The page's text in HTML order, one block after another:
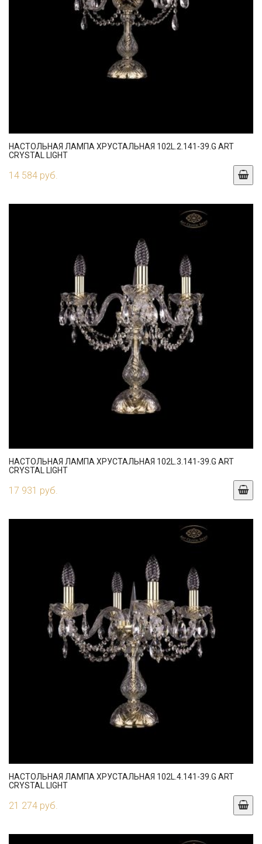
НАСТОЛЬНАЯ ЛАМПА ХРУСТАЛЬНАЯ 102L.2.141-39.G ART
CRYSTAL LIGHT
14 584 руб.
НАСТОЛЬНАЯ ЛАМПА ХРУСТАЛЬНАЯ 102L.3.141-39.G ART
CRYSTAL LIGHT
17 931 руб.
НАСТОЛЬНАЯ ЛАМПА ХРУСТАЛЬНАЯ 102L.4.141-39.G ART
CRYSTAL LIGHT
21 274 руб.